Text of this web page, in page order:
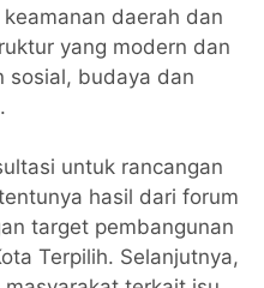
daerah dan
yang modern dan
sosial, budaya dan
untuk rancangan
hasil dari forum
target pembangunan
Terpilih. Selanjutnya,